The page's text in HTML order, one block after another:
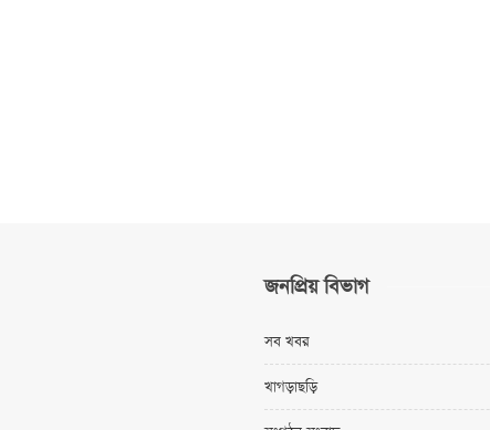
জনপ্রিয় বিভাগ
সব খবর
খাগড়াছড়ি